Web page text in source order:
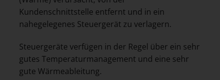
Kundenschnittstelle entfernt und in ein
nahegelegenes Steuergerät zu verlagern.
Steuergeräte verfügen in der Regel über ein sehr
gutes Temperaturmanagement und eine sehr
gute Wärmeableitung.